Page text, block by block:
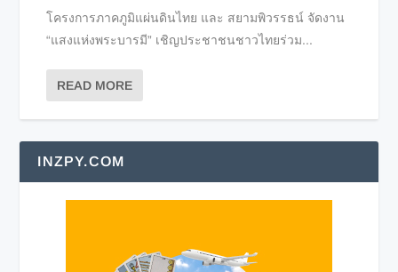
โครงการภาคภูมิแผ่นดินไทย และ สยามพิวรรธน์ จัดงาน
“แสงแห่งพระบารมี” เชิญประชาชนชาวไทยร่วม...
READ MORE
INZPY.COM